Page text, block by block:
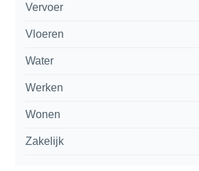
Vervoer
Vloeren
Water
Werken
Wonen
Zakelijk